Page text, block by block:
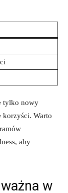
tylko ⁢nowy
korzyści.⁣ Warto
aby
w